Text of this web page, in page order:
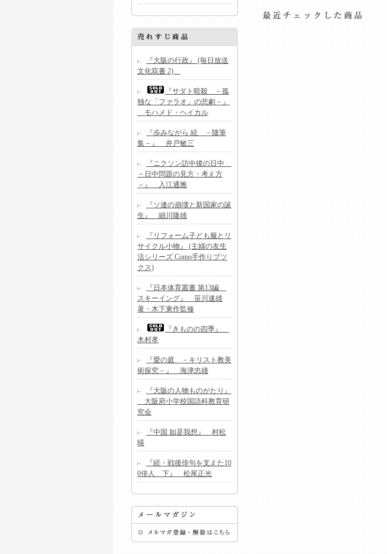
『大阪の行政』 (毎日放送
文化双書 2)
『サダト暗殺 －孤
独な「ファラオ」の悲劇－』
モハメド・ヘイカル
『歩みながら 続 －随筆
集－』 井戸敏三
『ニクソン訪中後の日中
－日中問題の見方・考え方
－』 入江通雅
『ソ連の崩壊と新国家の誕
生』 細川隆雄
『リフォーム子ども服とリ
サイクル小物』 (主婦の友生
活シリーズ Como手作りブツ
クス)
『日本体育叢書 第13編
スキーイング』 笹川速雄
著・木下東作監修
『きものの四季』
木村孝
『愛の庭 －キリスト教美
術探究－』 海津忠雄
『大阪の人物ものがたり』
大阪府小学校国語科教育研
究会
『中国 如是我想』 村松
暎
『続・戦後俳句を支えた10
0俳人 下』 松尾正光